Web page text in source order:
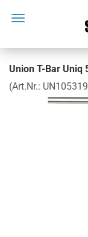
Union T-Bar Uniq
(Art.Nr.: UN105319